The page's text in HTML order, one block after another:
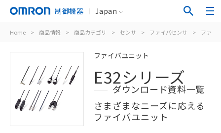
制御機器 Japan
Home > 商品情報 > 商品カテゴリ > センサ > ファイバセンサ > ファイ
ファイバユニット
E32シリーズ
ダウンロード資料一覧
さまざまなニーズに応える
ファイバユニット